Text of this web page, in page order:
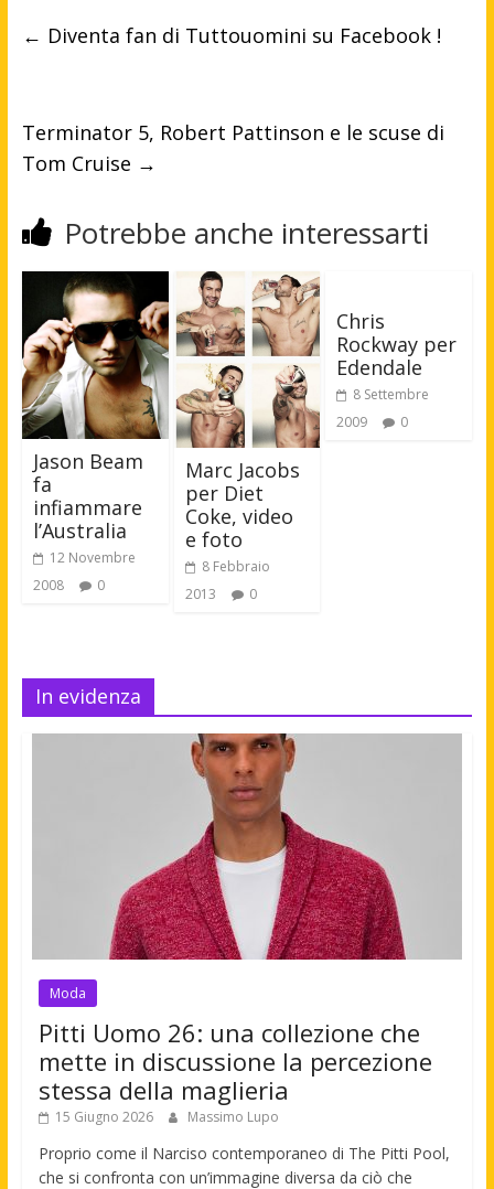
← Diventa fan di Tuttouomini su Facebook !
Terminator 5, Robert Pattinson e le scuse di
Tom Cruise →
Potrebbe anche interessarti
Jason Beam
fa
infiammare
l’Australia
12 Novembre
2008
0
Marc Jacobs
per Diet
Coke, video
e foto
8 Febbraio
2013
0
Chris
Rockway per
Edendale
8 Settembre
2009
0
In evidenza
Moda
Pitti Uomo 26: una collezione che
mette in discussione la percezione
stessa della maglieria
15 Giugno 2026 Massimo Lupo
Proprio come il Narciso contemporaneo di The Pitti Pool,
che si confronta con un’immagine diversa da ciò che